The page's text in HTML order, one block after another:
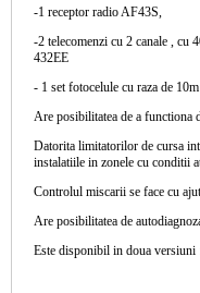
-1 receptor radio AF43S,
-2 telecomenzi cu 2 canale , cu
432EE
- 1 set fotocelule cu raza de
Are posibilitatea de a functiona
Datorita limitatorilor de cursa
instalatiile in zonele cu conditii
Controlul miscarii se face cu
Are posibilitatea de
Este disponibil in doua versiuni